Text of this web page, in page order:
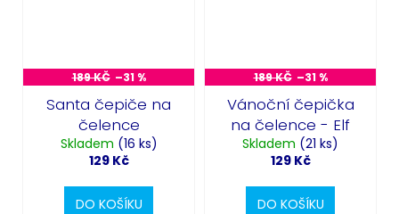
189 KČ –31 %
Santa čepiče na
čelence
Skladem (16 ks)
129 Kč
DO KOŠÍKU
189 KČ –31 %
Vánoční čepička
na čelence - Elf
Skladem (21 ks)
129 Kč
DO KOŠÍKU